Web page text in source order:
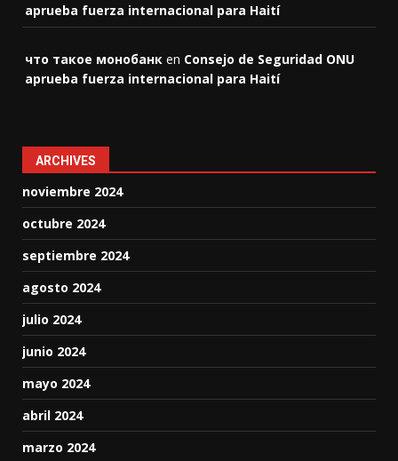
aprueba fuerza internacional para Haití
что такое монобанк en Consejo de Seguridad ONU
aprueba fuerza internacional para Haití
ARCHIVES
noviembre 2024
octubre 2024
septiembre 2024
agosto 2024
julio 2024
junio 2024
mayo 2024
abril 2024
marzo 2024